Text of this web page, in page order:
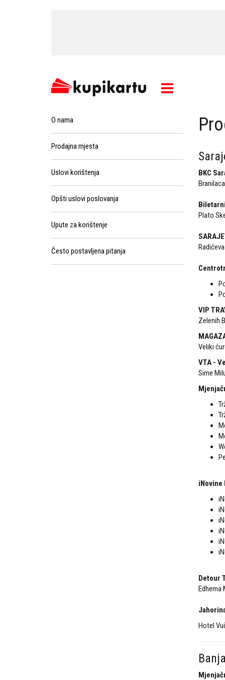
O nama
Prodajna mjesta
Uslovi korištenja
Opšti uslovi poslovanja
Upute za korištenje
Često postavljena pitanja
BKC
Plato
VIP
Zelenih
Veliki
VTA -
Sime
iNovine
Detour
Edhema
Hotel